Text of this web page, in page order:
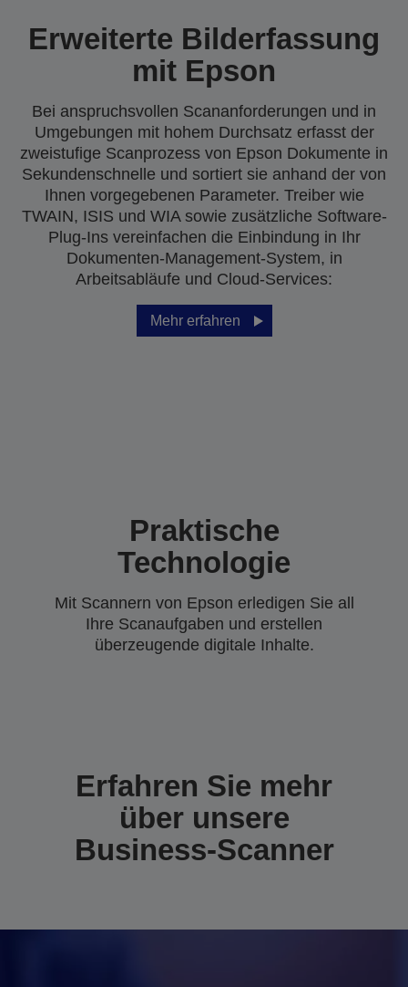
Erweiterte Bilderfassung
mit Epson
Bei anspruchsvollen Scananforderungen und in
Umgebungen mit hohem Durchsatz erfasst der
zweistufige Scanprozess von Epson Dokumente in
Sekundenschnelle und sortiert sie anhand der von
Ihnen vorgegebenen Parameter. Treiber wie
TWAIN, ISIS und WIA sowie zusätzliche Software-
Plug-Ins vereinfachen die Einbindung in Ihr
Dokumenten-Management-System, in
Arbeitsabläufe und Cloud-Services:
Mehr erfahren
Praktische
Technologie
Mit Scannern von Epson erledigen Sie all
Ihre Scanaufgaben und erstellen
überzeugende digitale Inhalte.
Erfahren Sie mehr
über unsere
Business-Scanner